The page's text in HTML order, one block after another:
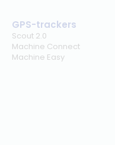
GPS-trackers
Scout 2.0
Machine Connect
Machine Easy